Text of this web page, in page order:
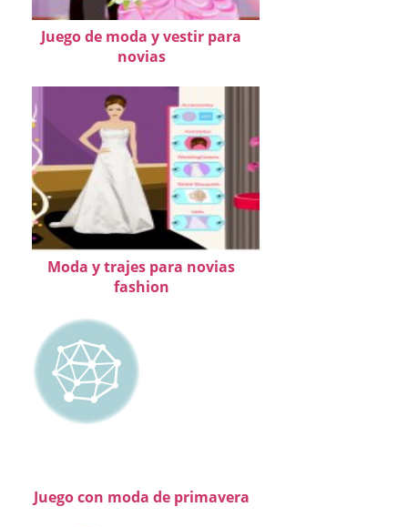
Juego de moda y vestir para
novias
Moda y trajes para novias
fashion
Juego con moda de primavera